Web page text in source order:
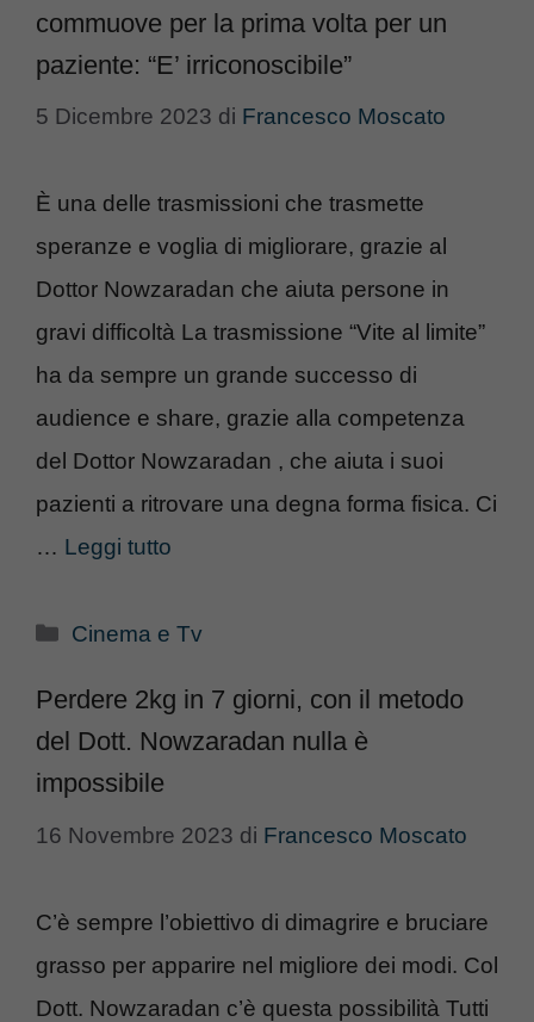
commuove per la prima volta per un
paziente: “E’ irriconoscibile”
5 Dicembre 2023 di Francesco Moscato
È una delle trasmissioni che trasmette
speranze e voglia di migliorare, grazie al
Dottor Nowzaradan che aiuta persone in
gravi difficoltà La trasmissione “Vite al limite”
ha da sempre un grande successo di
audience e share, grazie alla competenza
del Dottor Nowzaradan , che aiuta i suoi
pazienti a ritrovare una degna forma fisica. Ci
… Leggi tutto
Categorie
Cinema e Tv
Perdere 2kg in 7 giorni, con il metodo
del Dott. Nowzaradan nulla è
impossibile
16 Novembre 2023 di Francesco Moscato
C’è sempre l’obiettivo di dimagrire e bruciare
grasso per apparire nel migliore dei modi. Col
Dott. Nowzaradan c’è questa possibilità Tutti